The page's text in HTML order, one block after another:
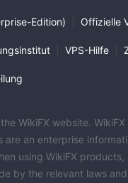
Edition) Offizielle
VPS-Hilfe
WikiFX website.
are an enterprise
using WikiFX products,
by the relevant laws